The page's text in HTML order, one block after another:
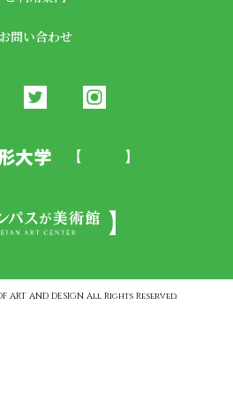
お問い合わせ
ART AND DESIGN All Rights Reserved.